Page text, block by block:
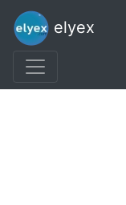
elyex